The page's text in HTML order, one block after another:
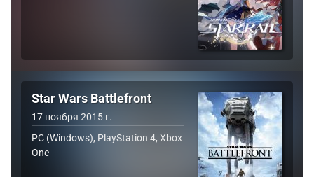
Star Wars Battlefront
17 ноября 2015 г.
PC (Windows), PlayStation 4, Xbox
One